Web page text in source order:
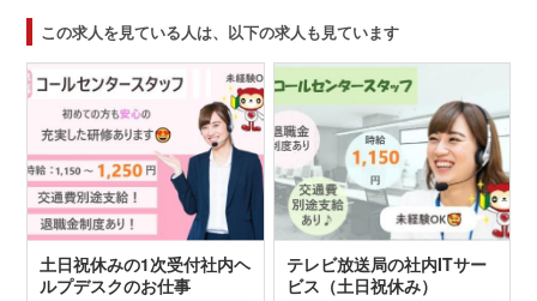
この求人を見ている人は、以下の求人も見ています
土日祝休みの1次受付社内ヘ
ルプデスクのお仕事
テレビ放送局の社内ITサー
ビス（土日祝休み）